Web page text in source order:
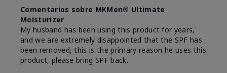
Comentarios sobre MKMen® Ultimate
Moisturizer
My husband has been using this product for years,
and we are extremely disappointed that the SPF has
been removed, this is the primary reason he uses this
product, please bring SPF back.